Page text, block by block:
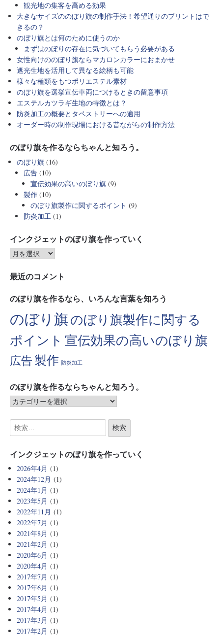
観光地の集客を高める効果
大きなサイズののぼり旗の制作手法！希望通りのプリントはで
きるの？
のぼり旗とは何のために使うのか
まずはのぼりの存在に気づいてもらう必要がある
女性向けののぼり旗ならマカロンカラーにおまかせ
遮光生地を活用して異なる絵柄も可能
様々な種類をもつポリエステル素材
のぼり旗を選挙宣伝車両につけるときの留意事項
エステルカツラギ生地の特徴とは？
防炎加工の概要とタペストリーへの適用
オーダー時の制作現場における昔ながらの制作方法
のぼり旗を作るならちゃんと知ろう。
のぼり旗 (16)
広告 (10)
宣伝効果の高いのぼり旗 (9)
製作 (10)
のぼり旗製作に関するポイント (9)
防炎加工 (1)
インクジェットのぼり旗を作っていく
最近のコメント
のぼり旗を作るなら、いろんな言葉を知ろう
のぼり旗のぼり旗製作に関する
ポイント 宣伝効果の高いのぼり旗
広告 製作 防炎加工
のぼり旗を作るならちゃんと知ろう。
インクジェットのぼり旗を作っていく
2026年4月 (1)
2024年12月 (1)
2024年1月 (1)
2023年5月 (1)
2022年11月 (1)
2022年7月 (1)
2021年8月 (1)
2021年2月 (1)
2020年6月 (1)
2020年4月 (1)
2017年7月 (1)
2017年6月 (1)
2017年5月 (1)
2017年4月 (1)
2017年3月 (1)
2017年2月 (1)